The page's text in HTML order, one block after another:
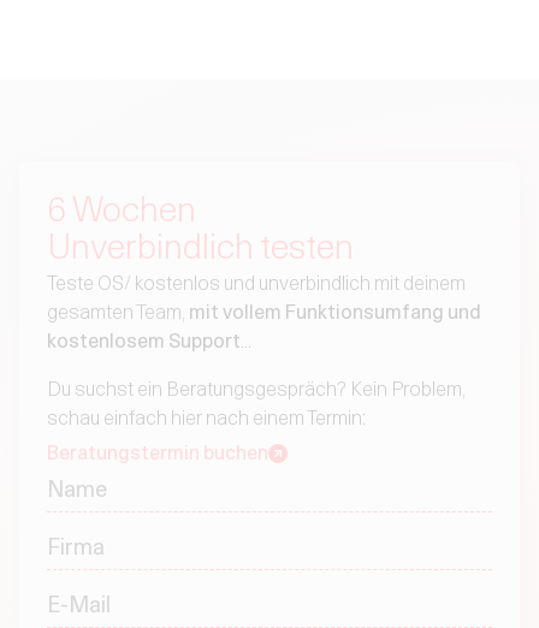
6 Wochen
Unverbindlich testen
Teste OS/ kostenlos und unverbindlich mit deinem
gesamten Team, mit vollem Funktionsumfang und
kostenlosem Support
Du suchst ein Beratungsgespräch? Kein Problem,
schau einfach hier nach einem Termin:
Beratungstermin buchen